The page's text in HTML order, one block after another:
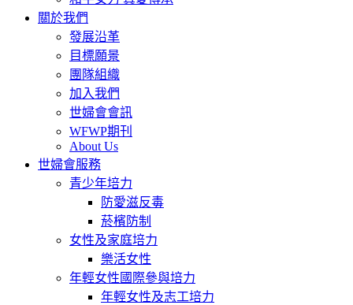
關於我們
發展沿革
目標願景
團隊組織
加入我們
世婦會會訊
WFWP期刊
About Us
世婦會服務
青少年培力
防愛滋反毒
菸檳防制
女性及家庭培力
樂活女性
年輕女性國際參與培力
年輕女性及志工培力